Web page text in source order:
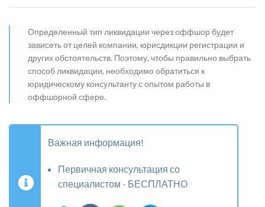
Определенный тип ликвидации через оффшор будет
зависеть от целей компании, юрисдикции регистрации и
других обстоятельств. Поэтому, чтобы правильно выбрать
способ ликвидации, необходимо обратиться к
юридическому консультанту с опытом работы в
оффшорной сфере.
Важная информация!
Первичная консультация со
специалистом - БЕСПЛАТНО